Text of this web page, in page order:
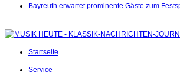
Bayreuth erwartet prominente Gäste zum
Startseite
Service